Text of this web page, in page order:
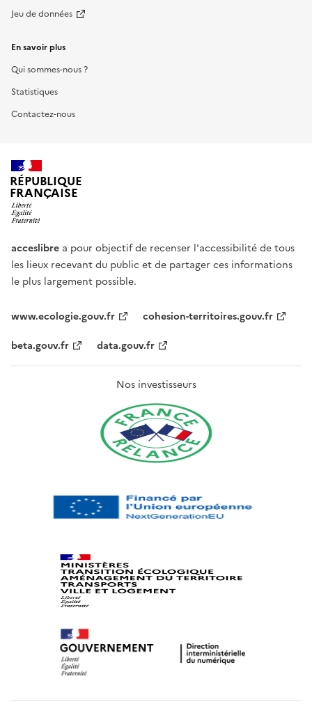
Jeu de données
En savoir plus
Qui sommes-nous ?
Statistiques
Contactez-nous
RÉPUBLIQUE
FRANÇAISE
acceslibre a pour objectif de recenser l'accessibilité de tous
les lieux recevant du public et de partager ces informations
le plus largement possible.
www.ecologie.gouv.fr
cohesion-territoires.gouv.fr
beta.gouv.fr
data.gouv.fr
Nos investisseurs